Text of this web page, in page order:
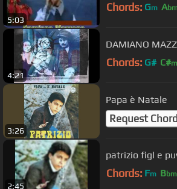
5:03
Chords: Gm A
4:21
DAMIANO
Chords: G# C#m
3:26
Papa è Natale
Request
2:45
patrizio figl
Chords: Fm Bbm